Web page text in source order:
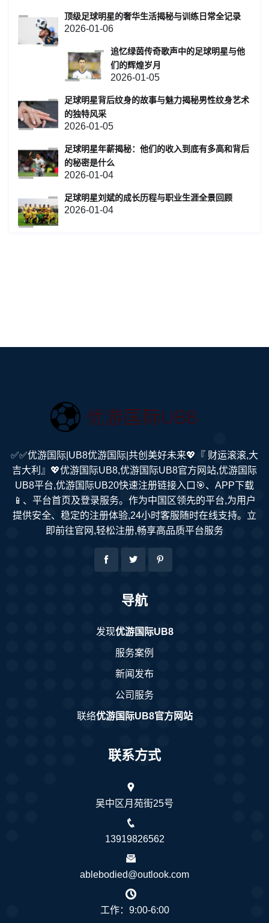
顶级足球明星的奢华生活揭秘与训练日常全记录
2026-01-06
追忆绿茵传奇歌声中的足球明星与他
们的辉煌岁月
2026-01-05
足球明星背后纹身的故事与魅力揭秘男性纹身艺术
的独特风采
2026-01-05
足球明星年薪揭秘：他们的收入到底有多高和背后
的秘密是什么
2026-01-04
足球明星刘斌的成长历程与职业生涯全景回顾
2026-01-04
✅✅优游国际|UB8优游国际|共创美好未来💖『 财运滚滚,大
吉大利』💖优游国际UB8,优游国际UB8官方网站,优游国际
UB8平台,优游国际UB20快速注册链接入口🎯、APP下载
📱、平台首页及登录服务。作为中国区领先的平台,为用户
提供安全、稳定的注册体验,24小时客服随时在线支持。立
即前往官网,轻松注册,畅享高品质平台服务
导航
发现优游国际UB8
服务案例
新闻发布
公司服务
联络优游国际UB8官方网站
联系方式
吴中区月苑街25号
13919826562
ablebodied@outlook.com
工作：9:00-6:00